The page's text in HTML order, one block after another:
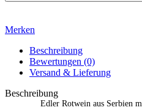
Merken
Beschreibung
Bewertungen (0)
Versand & Lieferung
Beschreibung
Edler Rotwein aus Serbien